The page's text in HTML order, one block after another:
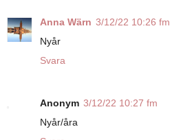
Anna Wärn 3/12/22 10:26 fm
Nyår
Svara
Anonym 3/12/22 10:27 fm
Nyår/åra